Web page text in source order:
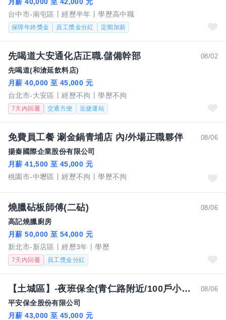
台中市-南屯區
經歷半年 學歷高中職
保障年終獎金 員工獎金分紅 定期加薪
08/02
先喝道大安通化店正職.儲備幹部
先喝道(和滄延飲料店)
月薪 40,000 至 45,000 元
台北市-大安區
經歷不拘 學歷不拘
7天內回覆 交通方便 近捷運站
08/06
免費員工餐 涮金鍋青埔店 內/外場正職夥伴
揚秦國際企業股份有限公司
月薪 41,500 至 45,000 元
桃園市-中壢區
經歷不拘 學歷不拘
08/06
燒臘砧板師傅(二砧)
高記燒臘廚房
月薪 50,000 至 54,000 元
新北市-新店區
經歷3年 學歷
7天內回覆 員工獎金分紅
08/06
【土城區】-夜班保全(青仁路附近/100戶小社區/有特休)
平安保全股份有限公司
月薪 43,000 至 45,000 元